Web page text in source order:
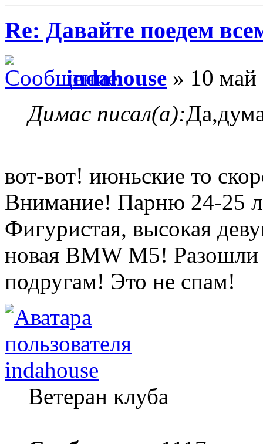
Re: Давайте поедем
indahouse » 10 май
Димас писал(а):
вот-вот! июньские то
Внимание! Парню 24-25
Фигуристая, высокая
новая BMW M5! Разошли
подругам! Это не спам!
indahouse
Ветеран клуба